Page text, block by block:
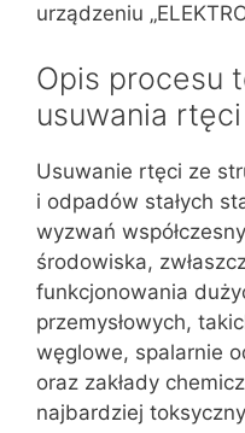
urządzeniu
Opis procesu
usuwania rtęci
Usuwanie rtęci ze
i odpadów stałych
wyzwań
środowiska,
funkcjonowania
przemysłowych,
węglowe, spalarnie
oraz zakłady
najbardziej